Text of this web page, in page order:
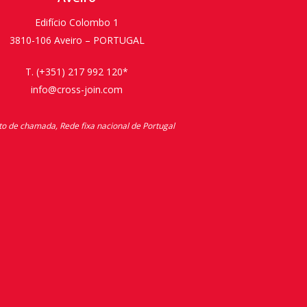
Edifício Colombo 1
3810-106 Aveiro – PORTUGAL
T. (+351) 217 992 120*
info@cross-join.com
de chamada, Rede fixa nacional de Portugal